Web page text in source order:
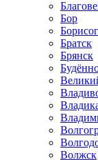
Бор
Братск
Брянск
Волжск